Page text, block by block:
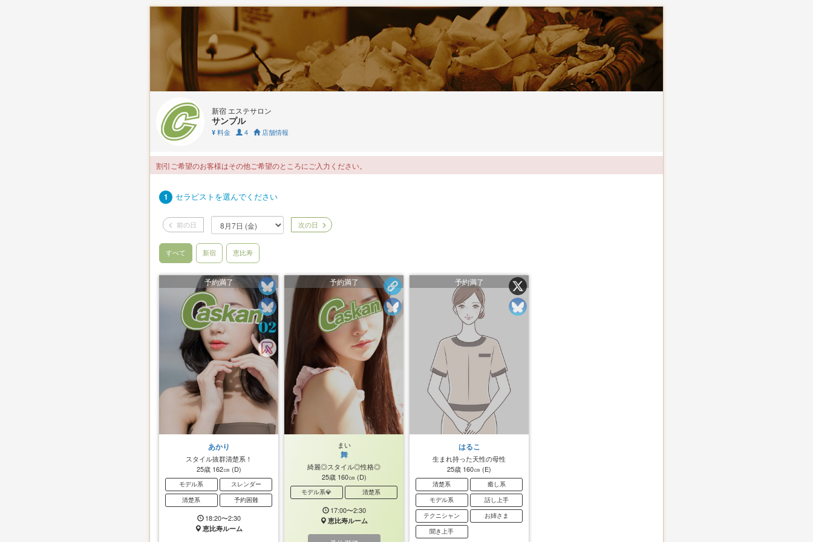
新宿 エステサロン
サンプル
¥ 料金 4 店舗情報
割引ご希望のお客様はその他ご希望のところにご入力ください。
1 セラピストを選んでください
前の日 次の日
すべて 新宿 恵比寿
予約満了
あかり
スタイル抜群清楚系！
25歳 162㎝ (D)
モデル系 スレンダー
清楚系 予約困難
18:20〜2:30
恵比寿ルーム
予約満了
まい
舞
綺麗◎スタイル◎性格◎
25歳 160㎝ (D)
モデル系💎 清楚系
17:00〜2:30
恵比寿ルーム
予約満了
はるこ
生まれ持った天性の母性
25歳 160㎝ (E)
清楚系 癒し系
モデル系 話し上手
テクニシャン お姉さま
聞き上手